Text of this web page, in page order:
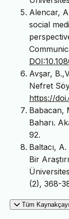
Alencar,
social
Avşar,
Nefret
https://
Babacan,
Baharı.
92.
Baltacı,
Bir
(2), 368-
Tüm